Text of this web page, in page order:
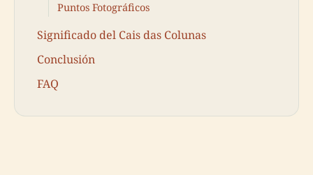
Puntos Fotográficos
Significado del Cais das Colunas
Conclusión
FAQ